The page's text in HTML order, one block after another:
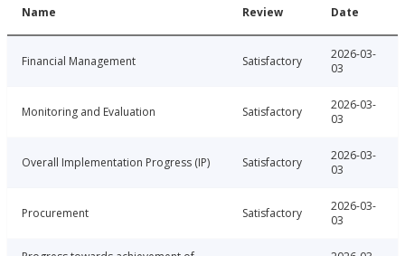
Name Review Date
Financial Management Satisfactory
2026-03-
03
Monitoring and Evaluation Satisfactory
2026-03-
03
Overall Implementation Progress (IP) Satisfactory
2026-03-
03
Procurement Satisfactory
2026-03-
03